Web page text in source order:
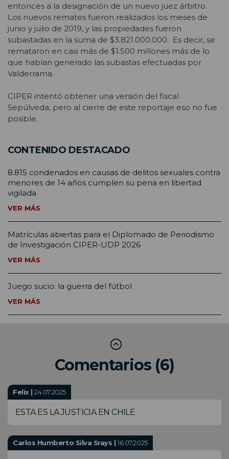
entonces a la designación de un nuevo juez árbitro.
Los nuevos remates fueron realizados los meses de
junio y julio de 2019, y las propiedades fueron
subastadas en la suma de $3.821.000.000. Es decir, se
remataron en casi más de $1.500 millones más de lo
que habían generado las subastas efectuadas por
Valderrama.
CIPER intentó obtener una versión del fiscal
Sepúlveda, pero al cierre de este reportaje eso no fue
posible.
CONTENIDO DESTACADO
8.815 condenados en causas de delitos sexuales contra
menores de 14 años cumplen su pena en libertad
vigilada
VER MÁS
Matrículas abiertas para el Diplomado de Periodismo
de Investigación CIPER-UDP 2026
VER MÁS
Juego sucio: la guerra del fútbol
VER MÁS
Comentarios (6)
Felix |24.07.2025
ESTA ES LA JUSTICIA EN CHILE
Carlos Humberto Silva Srays |16.07.2025